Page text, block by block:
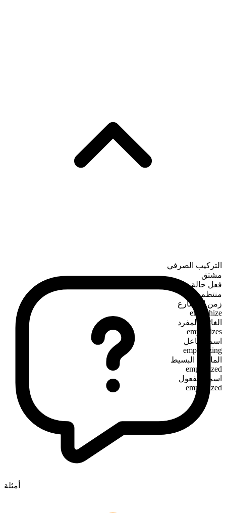
التركيب الصرفي
مشتق
فعل حالة
منتظم
زمن المضارع
empathize
الغائب المفرد
empathizes
اسم الفاعل
empathizing
الماضي البسيط
empathized
اسم المفعول
empathized
أمثلة